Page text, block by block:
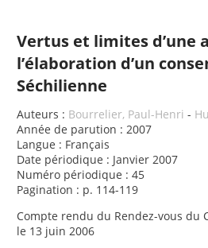
Vertus et limites d’une
l’élaboration d’un
Séchilienne
Auteurs : Bourrelier, Paul-Henri -
Année de parution : 2007
Langue : Français
Date périodique : Janvier 2007
Numéro périodique : 45
Pagination : p. 114-119
Compte rendu du Rendez-vous du
le 13 juin 2006